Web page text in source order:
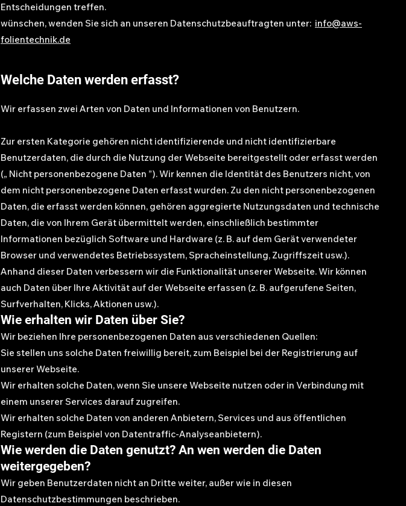
Entscheidungen treffen.
wünschen, wenden Sie sich an unseren Datenschutzbeauftragten unter: info@aws-
folientechnik.de
Welche Daten werden erfasst?
Wir erfassen zwei Arten von Daten und Informationen von Benutzern.
Zur ersten Kategorie gehören nicht identifizierende und nicht identifizierbare
Benutzerdaten, die durch die Nutzung der Webseite bereitgestellt oder erfasst werden
(„ Nicht personenbezogene Daten ”). Wir kennen die Identität des Benutzers nicht, von
dem nicht personenbezogene Daten erfasst wurden. Zu den nicht personenbezogenen
Daten, die erfasst werden können, gehören aggregierte Nutzungsdaten und technische
Daten, die von Ihrem Gerät übermittelt werden, einschließlich bestimmter
Informationen bezüglich Software und Hardware (z. B. auf dem Gerät verwendeter
Browser und verwendetes Betriebssystem, Spracheinstellung, Zugriffszeit usw.).
Anhand dieser Daten verbessern wir die Funktionalität unserer Webseite. Wir können
auch Daten über Ihre Aktivität auf der Webseite erfassen (z. B. aufgerufene Seiten,
Surfverhalten, Klicks, Aktionen usw.).
Wie erhalten wir Daten über Sie?
Wir beziehen Ihre personenbezogenen Daten aus verschiedenen Quellen:
Sie stellen uns solche Daten freiwillig bereit, zum Beispiel bei der Registrierung auf
unserer Webseite.
Wir erhalten solche Daten, wenn Sie unsere Webseite nutzen oder in Verbindung mit
einem unserer Services darauf zugreifen.
Wir erhalten solche Daten von anderen Anbietern, Services und aus öffentlichen
Registern (zum Beispiel von Datentraffic-Analyseanbietern).
Wie werden die Daten genutzt? An wen werden die Daten
weitergegeben?
Wir geben Benutzerdaten nicht an Dritte weiter, außer wie in diesen
Datenschutzbestimmungen beschrieben.